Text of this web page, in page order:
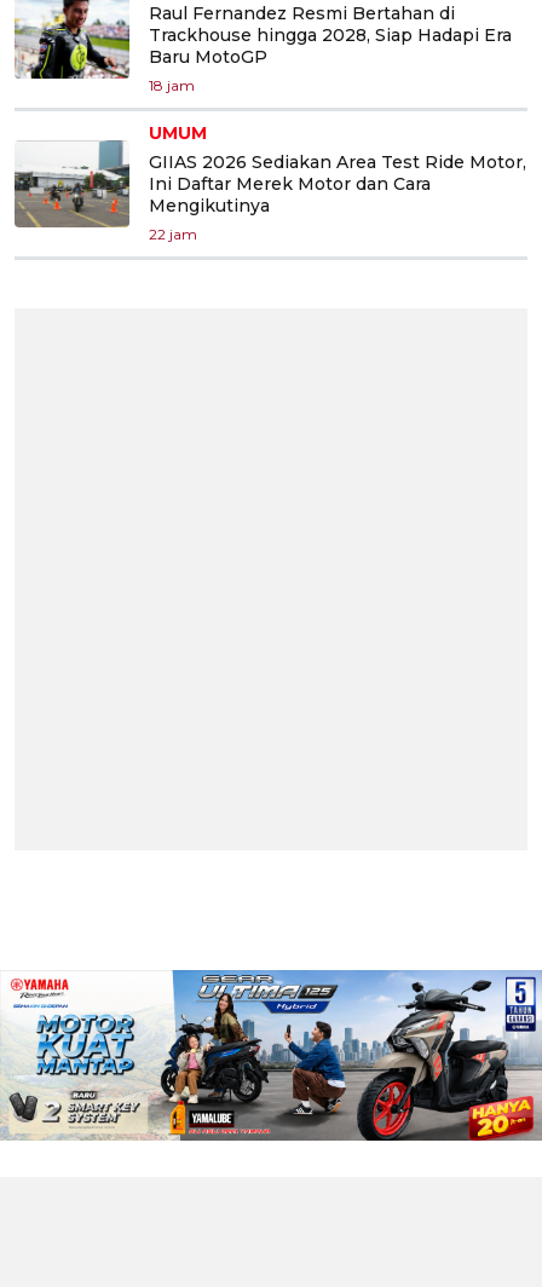
Raul Fernandez Resmi Bertahan di
Trackhouse hingga 2028, Siap Hadapi Era
Baru MotoGP
18 jam
UMUM
GIIAS 2026 Sediakan Area Test Ride Motor,
Ini Daftar Merek Motor dan Cara
Mengikutinya
22 jam